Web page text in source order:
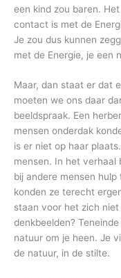
een kind zou baren.
contact is met de
Je zou dus kunnen
met de Energie, je een
Maar, dan staat er dat
moeten we ons daar
beeldspraak. Een
mensen onderdak
is er niet op haar
mensen. In het verhaal
bij andere mensen
konden ze terecht
staan voor het zich
denkbeelden?
natuur om je heen. Je
de natuur, in de stilte.